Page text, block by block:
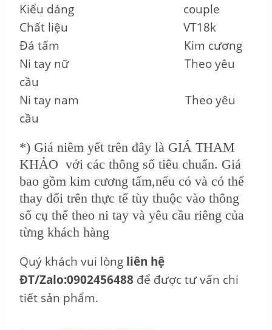
Kiểu dáng couple
Chất liệu VT18k
Đá tấm Kim cương
Ni tay nữ Theo yêu
cầu
Ni tay nam Theo yêu
cầu
*) Giá niêm yết trên đây là GIÁ THAM
KHẢO với các thông số tiêu chuẩn. Giá
bao gồm kim cương tấm,nếu có và có thể
thay đổi trên thực tế tùy thuộc vào thông
số cụ thể theo ni tay và yêu cầu riêng của
từng khách hàng
Quý khách vui lòng liên hệ
ĐT/Zalo:0902456488 để được tư vấn chi
tiết sản phẩm.